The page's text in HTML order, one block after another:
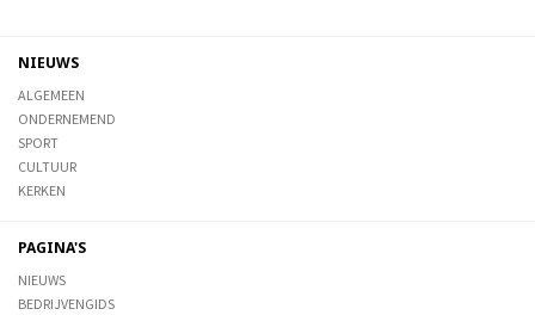
NIEUWS
ALGEMEEN
ONDERNEMEND
SPORT
CULTUUR
KERKEN
PAGINA'S
NIEUWS
BEDRIJVENGIDS